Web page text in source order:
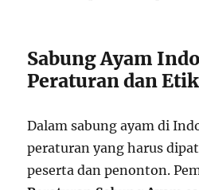
Sabung Ayam
Peraturan dan
Dalam sabung ayam di
peraturan yang harus
peserta dan penonton.